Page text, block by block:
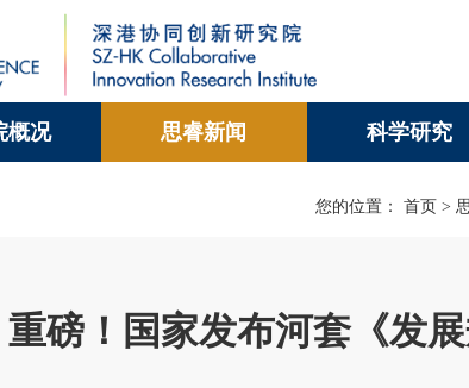
学术部门索引
概况 思睿新闻 科学研究
您的位置： 首页 >
重磅！国家发布河套《发